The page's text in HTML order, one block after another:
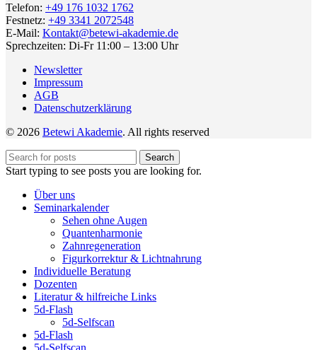
Telefon: +49 176 1032 1762
Festnetz: +49 3341 2072548
E-Mail: Kontakt@betewi-akademie.de
Sprechzeiten: Di-Fr 11:00 – 13:00 Uhr
Newsletter
Impressum
AGB
Datenschutzerklärung
© 2026 Betewi Akademie. All rights reserved
Search
Start typing to see posts you are looking for.
Über uns
Seminarkalender
Sehen ohne Augen
Quantenharmonie
Zahnregeneration
Figurkorrektur & Lichtnahrung
Individuelle Beratung
Dozenten
Literatur & hilfreiche Links
5d-Flash
5d-Selfscan
5d-Flash
5d-Selfscan